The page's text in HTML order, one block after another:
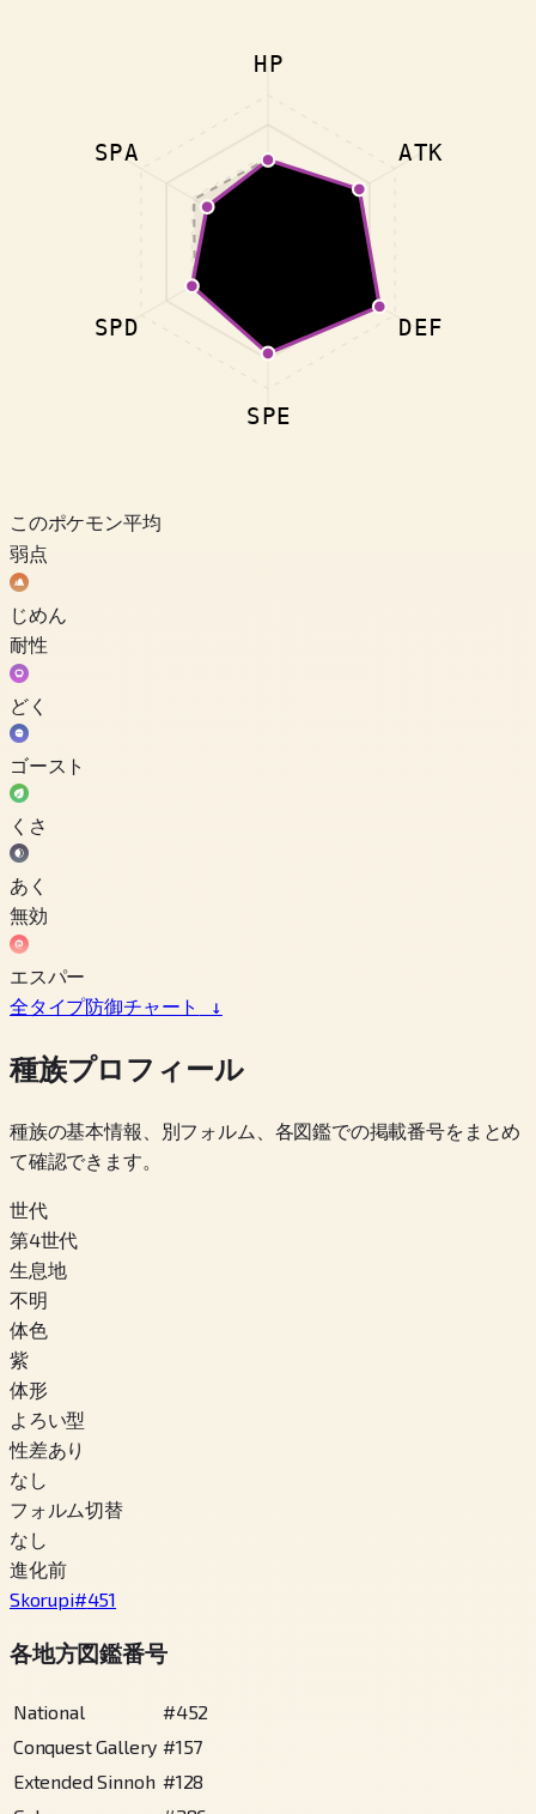
HP
ATK
DEF
SPE
SPD
SPA
このポケモン平均
弱点
じめん
耐性
どく
ゴースト
くさ
あく
無効
エスパー
全タイプ防御チャート
↓
種族プロフィール
種族の基本情報、別フォルム、各図鑑での掲載番号をまとめ
て確認できます。
世代
第4世代
生息地
不明
体色
紫
体形
よろい型
性差あり
なし
フォルム切替
なし
進化前
Skorupi#451
各地方図鑑番号
National #452
Conquest Gallery #157
Extended Sinnoh #128